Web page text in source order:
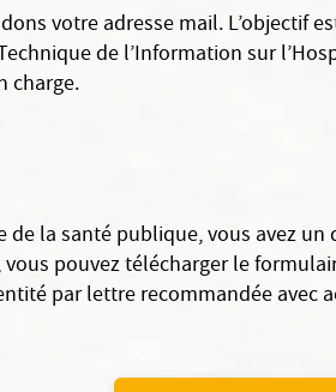
votre adresse mail. L’objectif
de l’Information sur
charge.
la santé publique, vous avez
pouvez télécharger le
par lettre recommandée avec